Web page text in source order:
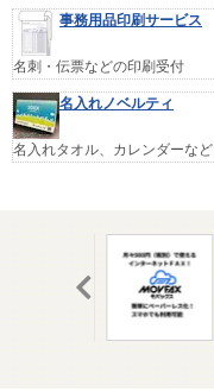
事務用品印刷サービス
名刺・伝票などの印刷受付
名入れノベルティ
名入れタオル、カレンダーなど